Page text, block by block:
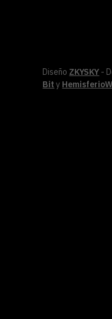
Diseño ZKYSKY -
Bit y